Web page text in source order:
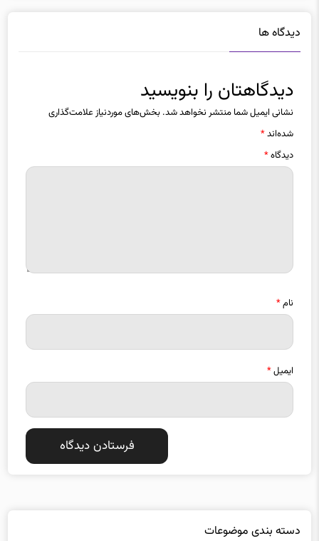
دیدگاه ها
دیدگاهتان را بنویسید
نشانی ایمیل شما منتشر نخواهد شد. بخش‌های موردنیاز علامت‌گذاری
شده‌اند*
دیدگاه*
نام*
ایمیل*
دسته بندی موضوعات